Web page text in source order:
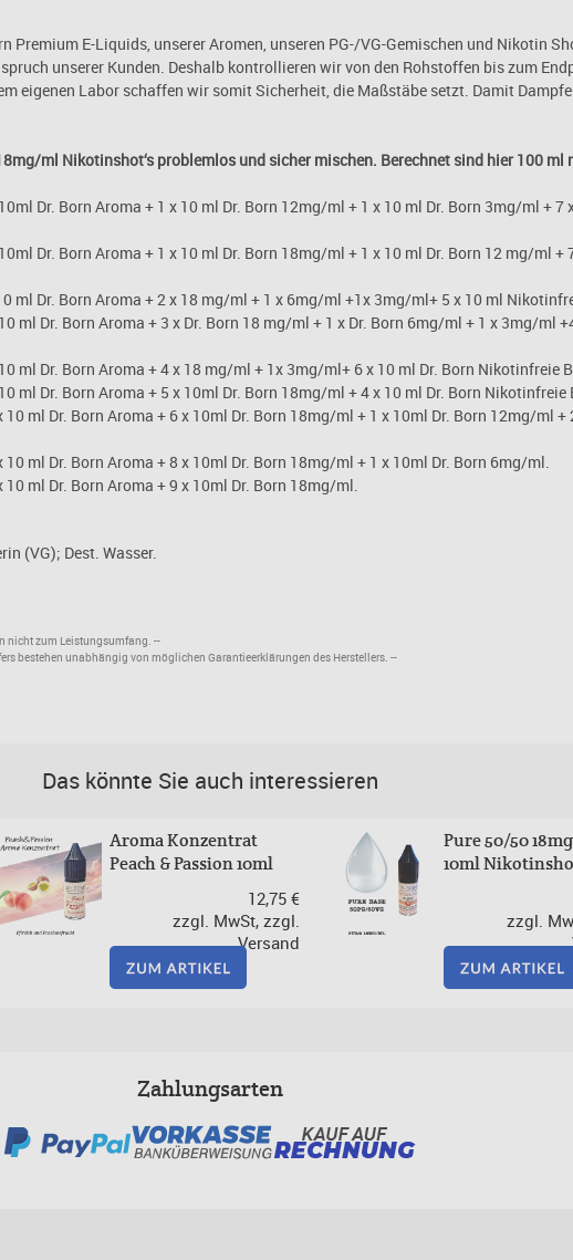
Premium E-Liquids, unserer Aromen, unseren PG-/VG-Gemischen und Nikotin
unserer Kunden. Deshalb kontrollieren wir von den Rohstoffen bis zum
eigenen Labor schaffen wir somit Sicherheit, die Maßstäbe setzt. Damit
ml Nikotinshot‘s problemlos und sicher mischen. Berechnet sind hier 100 ml
Dr. Born Aroma + 1 x 10 ml Dr. Born 12mg/ml + 1 x 10 ml Dr. Born 3mg/ml + 7
Dr. Born Aroma + 1 x 10 ml Dr. Born 18mg/ml + 1 x 10 ml Dr. Born 12 mg/ml +
ml Dr. Born Aroma + 2 x 18 mg/ml + 1 x 6mg/ml +1x 3mg/ml+ 5 x 10 ml
ml Dr. Born Aroma + 3 x Dr. Born 18 mg/ml + 1 x Dr. Born 6mg/ml + 1 x 3mg/ml
ml Dr. Born Aroma + 4 x 18 mg/ml + 1x 3mg/ml+ 6 x 10 ml Dr. Born Nikotinfreie
ml Dr. Born Aroma + 5 x 10ml Dr. Born 18mg/ml + 4 x 10 ml Dr. Born Nikotinfreie
10 ml Dr. Born Aroma + 6 x 10ml Dr. Born 18mg/ml + 1 x 10ml Dr. Born 12mg/ml +
10 ml Dr. Born Aroma + 8 x 10ml Dr. Born 18mg/ml + 1 x 10ml Dr. Born 6mg/ml.
10 ml Dr. Born Aroma + 9 x 10ml Dr. Born 18mg/ml.
(VG); Dest. Wasser.
nicht zum Leistungsumfang. --
bestehen unabhängig von möglichen Garantieerklärungen des Herstellers. --
Das könnte Sie auch interessieren
Aroma Konzentrat
Peach & Passion 10ml
12,75 €
zzgl. MwSt, zzgl.
Versand
Pure 50/50
10ml
zzgl.
Zahlungsarten